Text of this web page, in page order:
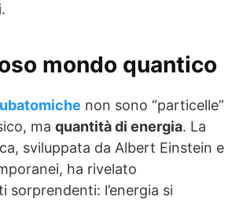
mondo quantico
non sono “particelle”
ma quantità di energia. La
sviluppata da Albert Einstein e
ha rivelato
sorprendenti: l’energia si